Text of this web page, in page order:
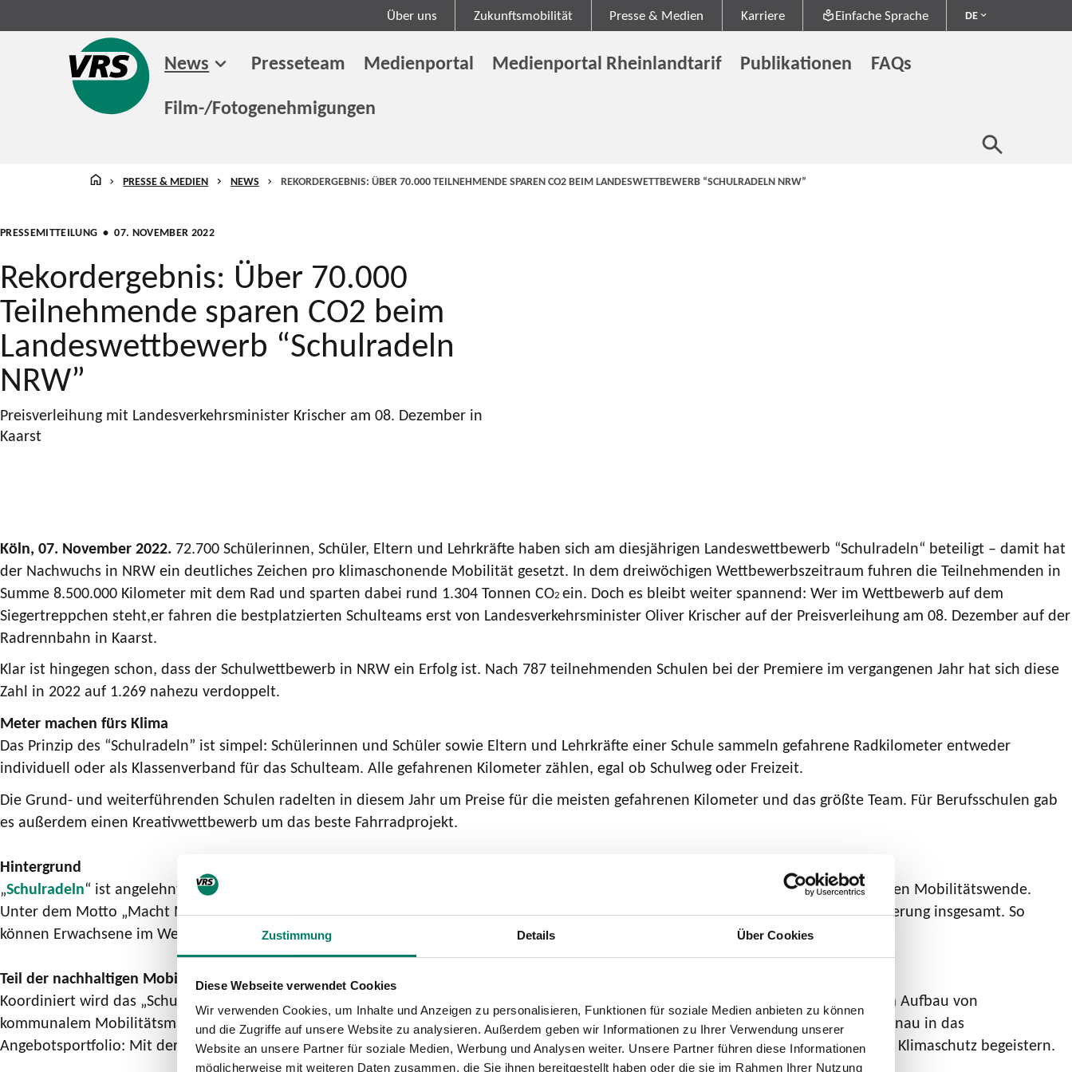
Zustimmung Details Über Cookies
Diese Webseite verwendet Cookies
Wir verwenden Cookies, um Inhalte und Anzeigen zu personalisieren, Funktionen für soziale Medien anbieten zu können
und die Zugriffe auf unsere Website zu analysieren. Außerdem geben wir Informationen zu Ihrer Verwendung unserer
Website an unsere Partner für soziale Medien, Werbung und Analysen weiter. Unsere Partner führen diese Informationen
möglicherweise mit weiteren Daten zusammen, die Sie ihnen bereitgestellt haben oder die sie im Rahmen Ihrer Nutzung
Über uns Zukunftsmobilität Presse & Medien Karriere Einfache Sprache DE
News Presseteam Medienportal Medienportal Rheinlandtarif Publikationen
FAQs
Film-/Fotogenehmigungen
STARTSEITE
PRESSE & MEDIEN NEWS REKORDERGEBNIS: ÜBER 70.000 TEILNEHMENDE SPAREN CO2 BEIM LANDESWETTBEWERB “SCHULRADELN NRW”
PRESSEMITTEILUNG • 07. NOVEMBER 2022
Rekordergebnis: Über 70.000
Teilnehmende sparen CO2 beim
Landeswettbewerb “Schulradeln
NRW”
Preisverleihung mit Landesverkehrsminister Krischer am 08. Dezember in
Kaarst
Köln, 07. November 2022. 72.700 Schülerinnen, Schüler, Eltern und Lehrkräfte haben sich am diesjährigen Landeswettbewerb “Schulradeln“ beteiligt – damit hat
der Nachwuchs in NRW ein deutliches Zeichen pro klimaschonende Mobilität gesetzt. In dem dreiwöchigen Wettbewerbszeitraum fuhren die Teilnehmenden in
Summe 8.500.000 Kilometer mit dem Rad und sparten dabei rund 1.304 Tonnen CO2 ein. Doch es bleibt weiter spannend: Wer im Wettbewerb auf dem
Siegertreppchen steht,er fahren die bestplatzierten Schulteams erst von Landesverkehrsminister Oliver Krischer auf der Preisverleihung am 08. Dezember auf der
Radrennbahn in Kaarst.
Klar ist hingegen schon, dass der Schulwettbewerb in NRW ein Erfolg ist. Nach 787 teilnehmenden Schulen bei der Premiere im vergangenen Jahr hat sich diese
Zahl in 2022 auf 1.269 nahezu verdoppelt.
Meter machen fürs Klima
Das Prinzip des “Schulradeln” ist simpel: Schülerinnen und Schüler sowie Eltern und Lehrkräfte einer Schule sammeln gefahrene Radkilometer entweder
individuell oder als Klassenverband für das Schulteam. Alle gefahrenen Kilometer zählen, egal ob Schulweg oder Freizeit.
Die Grund- und weiterführenden Schulen radelten in diesem Jahr um Preise für die meisten gefahrenen Kilometer und das größte Team. Für Berufsschulen gab
es außerdem einen Kreativwettbewerb um das beste Fahrradprojekt.
Hintergrund
„Schulradeln“ ist angelehnt an das jährliche „Stadtradeln“ des Netzwerks Klima-Bündnis e.V. und ein wichtiger Baustein der kommunalen Mobilitätswende.
Unter dem Motto „Macht Meter fürs Klima!“ geht es sowohl um die Mobilitätsförderung bei Kindern als auch um die Radverkehrsförderung insgesamt. So
können Erwachsene im Wettbewerb eine Vorbildrolle einnehmen und sind explizit eingeladen, mitzumachen.
Teil der nachhaltigen Mobilitätsförderung
Koordiniert wird das „Schulradeln” in NRW von der
, dem landesweiten Netzwerk zum Aufbau von
kommunalem Mobilitätsmanagement. Sein Ziel ist die Förderung nachhaltiger Mobilitätsangebote im Land. Das „Schulradeln“ passt genau in das
Angebotsportfolio: Mit der Aktion können Kommunen gezielt die nachhaltige Fortbewegung des Nachwuchses fördern und ihn für den Klimaschutz begeistern.